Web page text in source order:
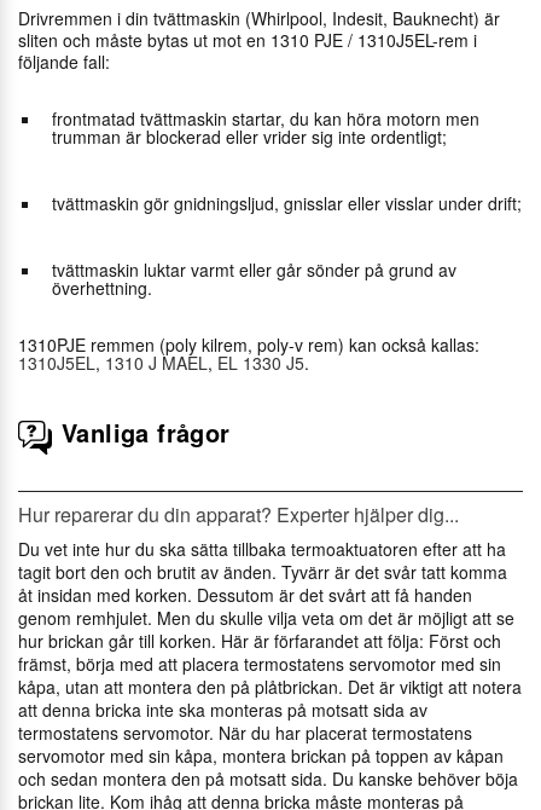
Drivremmen i din tvättmaskin (Whirlpool, Indesit, Bauknecht) är
sliten och måste bytas ut mot en 1310 PJE / 1310J5EL-rem i
följande fall:
frontmatad tvättmaskin startar, du kan höra motorn men
trumman är blockerad eller vrider sig inte ordentligt;
tvättmaskin gör gnidningsljud, gnisslar eller visslar under drift;
tvättmaskin luktar varmt eller går sönder på grund av
överhettning.
1310PJE remmen (poly kilrem, poly-v rem) kan också kallas:
1310J5EL, 1310 J MAEL, EL 1330 J5.
Vanliga frågor
Hur reparerar du din apparat? Experter hjälper dig...
Du vet inte hur du ska sätta tillbaka termoaktuatoren efter att ha
tagit bort den och brutit av änden. Tyvärr är det svår tatt komma
åt insidan med korken. Dessutom är det svårt att få handen
genom remhjulet. Men du skulle vilja veta om det är möjligt att se
hur brickan går till korken. Här är förfarandet att följa: Först och
främst, börja med att placera termostatens servomotor med sin
kåpa, utan att montera den på plåtbrickan. Det är viktigt att notera
att denna bricka inte ska monteras på motsatt sida av
termostatens servomotor. När du har placerat termostatens
servomotor med sin kåpa, montera brickan på toppen av kåpan
och sedan montera den på motsatt sida. Du kanske behöver böja
brickan lite. Kom ihåg att denna bricka måste monteras på